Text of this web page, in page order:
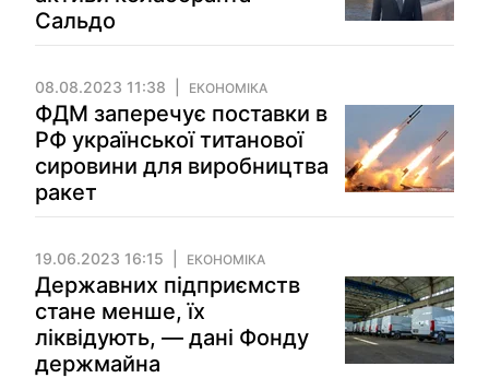
Сальдо
08.08.2023 11:38 ЕКОНОМІКА
ФДМ заперечує поставки в
РФ української титанової
сировини для виробництва
ракет
19.06.2023 16:15 ЕКОНОМІКА
Державних підприємств
стане менше, їх
ліквідують, — дані Фонду
держмайна